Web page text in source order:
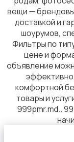
Головные уборы
вещи —
доставкой и
шоурумов,
Фильтры по
цене и
объявление
комфортной
товары и
999pmr.md..